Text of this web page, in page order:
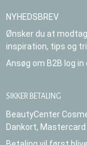
NYHEDSBREV
Ønsker du at
inspiration, tips og
Ansøg om B2B log
SIKKER BETALING
BeautyCenter
Dankort, Mastercard